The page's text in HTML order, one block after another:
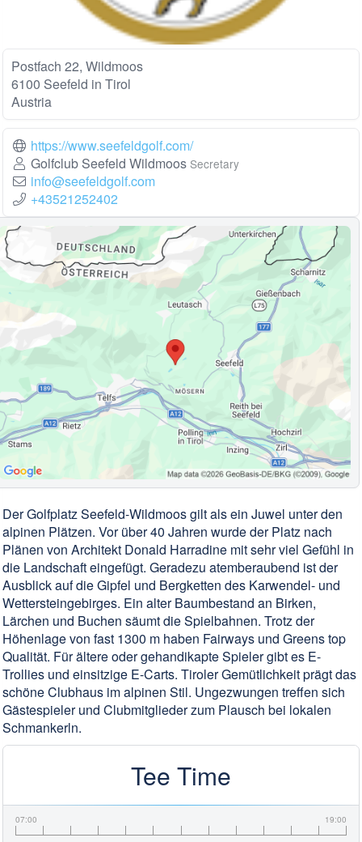
Postfach 22, Wildmoos
6100 Seefeld in Tirol
Austria
https://www.seefeldgolf.com/
Golfclub Seefeld Wildmoos Secretary
info@seefeldgolf.com
+43521252402
Der Golfplatz Seefeld-Wildmoos gilt als ein Juwel unter den
alpinen Plätzen. Vor über 40 Jahren wurde der Platz nach
Plänen von Architekt Donald Harradine mit sehr viel Gefühl in
die Landschaft eingefügt. Geradezu atemberaubend ist der
Ausblick auf die Gipfel und Bergketten des Karwendel- und
Wettersteingebirges. Ein alter Baumbestand an Birken,
Lärchen und Buchen säumt die Spielbahnen. Trotz der
Höhenlage von fast 1300 m haben Fairways und Greens top
Qualität. Für ältere oder gehandikapte Spieler gibt es E-
Trollies und einsitzige E-Carts. Tiroler Gemütlichkeit prägt das
schöne Clubhaus im alpinen Stil. Ungezwungen treffen sich
Gästespieler und Clubmitglieder zum Plausch bei lokalen
Schmankerln.
Tee Time
07:00 19:00